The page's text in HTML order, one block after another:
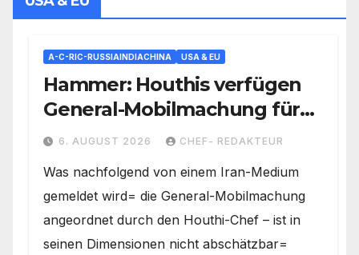
A-C-RIC-RUSSIAINDIACHINA USA & EU
Hammer: Houthis verfügen
General-Mobilmachung für
Saudi-Krieg= Kampf um
Arabischen Halbinsel
6. AUGUST 2026 CHEF- REDAKTEUR
Was nachfolgend von einem Iran-Medium
gemeldet wird= die General-Mobilmachung
angeordnet durch den Houthi-Chef – ist in
seinen Dimensionen nicht abschätzbar=